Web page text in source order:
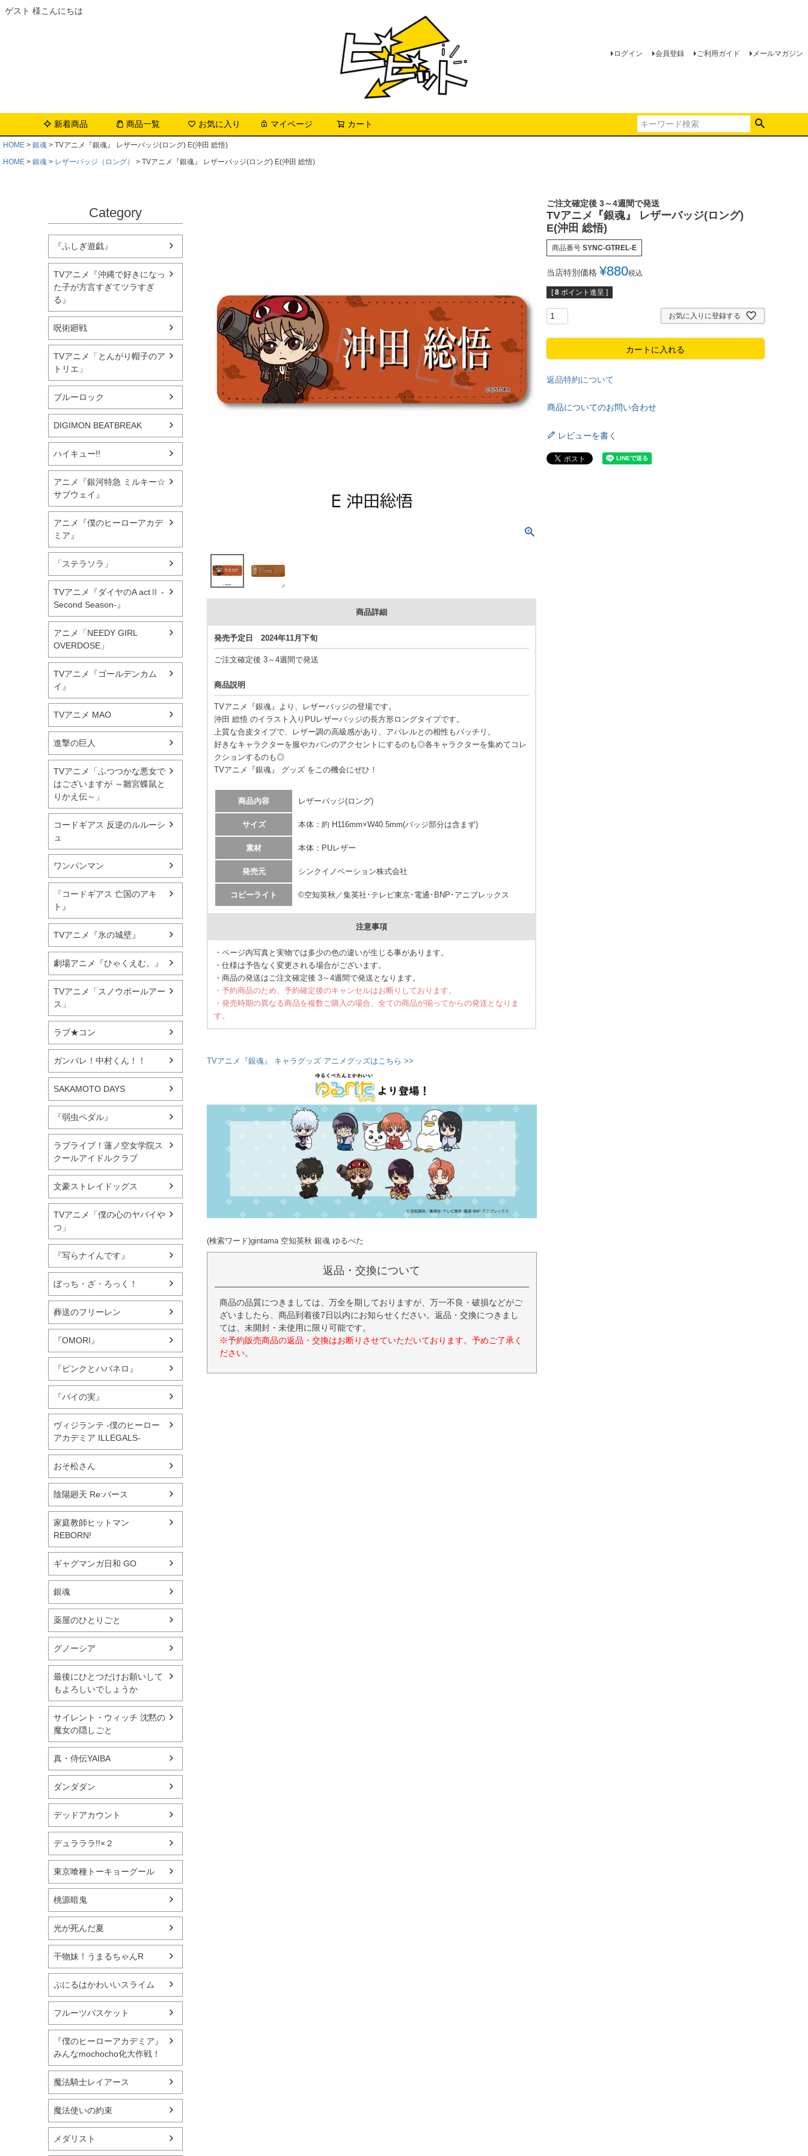
ゲスト 様こんにちは
ログイン 会員登録 ご利用ガイド メールマガジン
新着商品 商品一覧 お気に入り マイページ カート
HOME 銀魂
TVアニメ『銀魂』 レザーバッジ(ロング) E(沖田 総悟)
HOME
銀魂 レザーバッジ（ロング） TVアニメ『銀魂』 レザーバッジ(ロング) E(沖田 総悟)
Category
『ふしぎ遊戯』
TVアニメ『沖縄で好きになっ
た子が方言すぎてツラすぎ
る』
呪術廻戦
TVアニメ「とんがり帽子のア
トリエ」
ブルーロック
DIGIMON BEATBREAK
ハイキュー!!
アニメ『銀河特急 ミルキー☆
サブウェイ』
アニメ『僕のヒーローアカデ
ミア』
「ステラソラ」
TVアニメ『ダイヤのA actⅡ -
Second Season-』
アニメ「NEEDY GIRL
OVERDOSE」
TVアニメ『ゴールデンカム
イ』
TVアニメ MAO
進撃の巨人
TVアニメ「ふつつかな悪女で
はございますが ～雛宮蝶鼠と
りかえ伝～」
コードギアス 反逆のルルーシ
ュ
ワンパンマン
『コードギアス 亡国のアキ
ト』
TVアニメ『氷の城壁』
劇場アニメ『ひゃくえむ。』
TVアニメ「スノウボールアー
ス」
ラブ★コン
ガンバレ！中村くん！！
SAKAMOTO DAYS
『弱虫ペダル』
ラブライブ！蓮ノ空女学院ス
クールアイドルクラブ
文豪ストレイドッグス
TVアニメ「僕の心のヤバイや
つ」
『写らナイんです』
ぼっち・ざ・ろっく！
葬送のフリーレン
『OMORI』
『ピンクとハバネロ』
『パイの実』
ヴィジランテ -僕のヒーロー
アカデミア ILLEGALS-
おそ松さん
陰陽廻天 Re:バース
家庭教師ヒットマン
REBORN!
ギャグマンガ日和 GO
銀魂
薬屋のひとりごと
グノーシア
最後にひとつだけお願いして
もよろしいでしょうか
サイレント・ウィッチ 沈黙の
魔女の隠しごと
真・侍伝YAIBA
ダンダダン
デッドアカウント
デュラララ!!×２
東京喰種トーキョーグール
桃源暗鬼
光が死んだ夏
干物妹！うまるちゃんR
ぷにるはかわいいスライム
フルーツバスケット
『僕のヒーローアカデミア』
みんなmochocho化大作戦！
魔法騎士レイアース
魔法使いの約束
メダリスト
商品詳細
発売予定日 2024年11月下旬
ご注文確定後 3～4週間で発送
商品説明
TVアニメ『銀魂』より、レザーバッジの登場です。
沖田 総悟 のイラスト入りPUレザーバッジの長方形ロングタイプです。
上質な合皮タイプで、レザー調の高級感があり、アパレルとの相性もバッチリ。
好きなキャラクターを服やカバンのアクセントにするのも◎各キャラクターを集めてコレ
クションするのも◎
TVアニメ『銀魂』 グッズ をこの機会にぜひ！
商品内容 レザーバッジ(ロング)
サイズ 本体：約 H116mm×W40.5mm(バッジ部分は含まず)
素材 本体：PUレザー
発売元 シンクイノベーション株式会社
コピーライト ©空知英秋／集英社･テレビ東京･電通･BNP･アニプレックス
注意事項
・ページ内写真と実物では多少の色の違いが生じる事があります。
・仕様は予告なく変更される場合がございます。
・商品の発送はご注文確定後 3～4週間で発送となります。
・予約商品のため、予約確定後のキャンセルはお断りしております。
・発売時期の異なる商品を複数ご購入の場合、全ての商品が揃ってからの発送となりま
す。
TVアニメ『銀魂』 キャラグッズ アニメグッズはこちら >>
(検索ワード)gintama 空知英秋 銀魂 ゆるぺた
返品・交換について
商品の品質につきましては、万全を期しておりますが、万一不良・破損などがご
ざいましたら、商品到着後7日以内にお知らせください。返品・交換につきまし
ては、未開封・未使用に限り可能です。
※予約販売商品の返品・交換はお断りさせていただいております。予めご了承く
ださい。
ご注文確定後 3～4週間で発送
TVアニメ『銀魂』 レザーバッジ(ロング)
E(沖田 総悟)
商品番号 SYNC-GTREL-E
当店特別価格 ¥880税込
[ 8 ポイント進呈 ]
お気に入りに登録する
カートに入れる
返品特約について
商品についてのお問い合わせ
レビューを書く